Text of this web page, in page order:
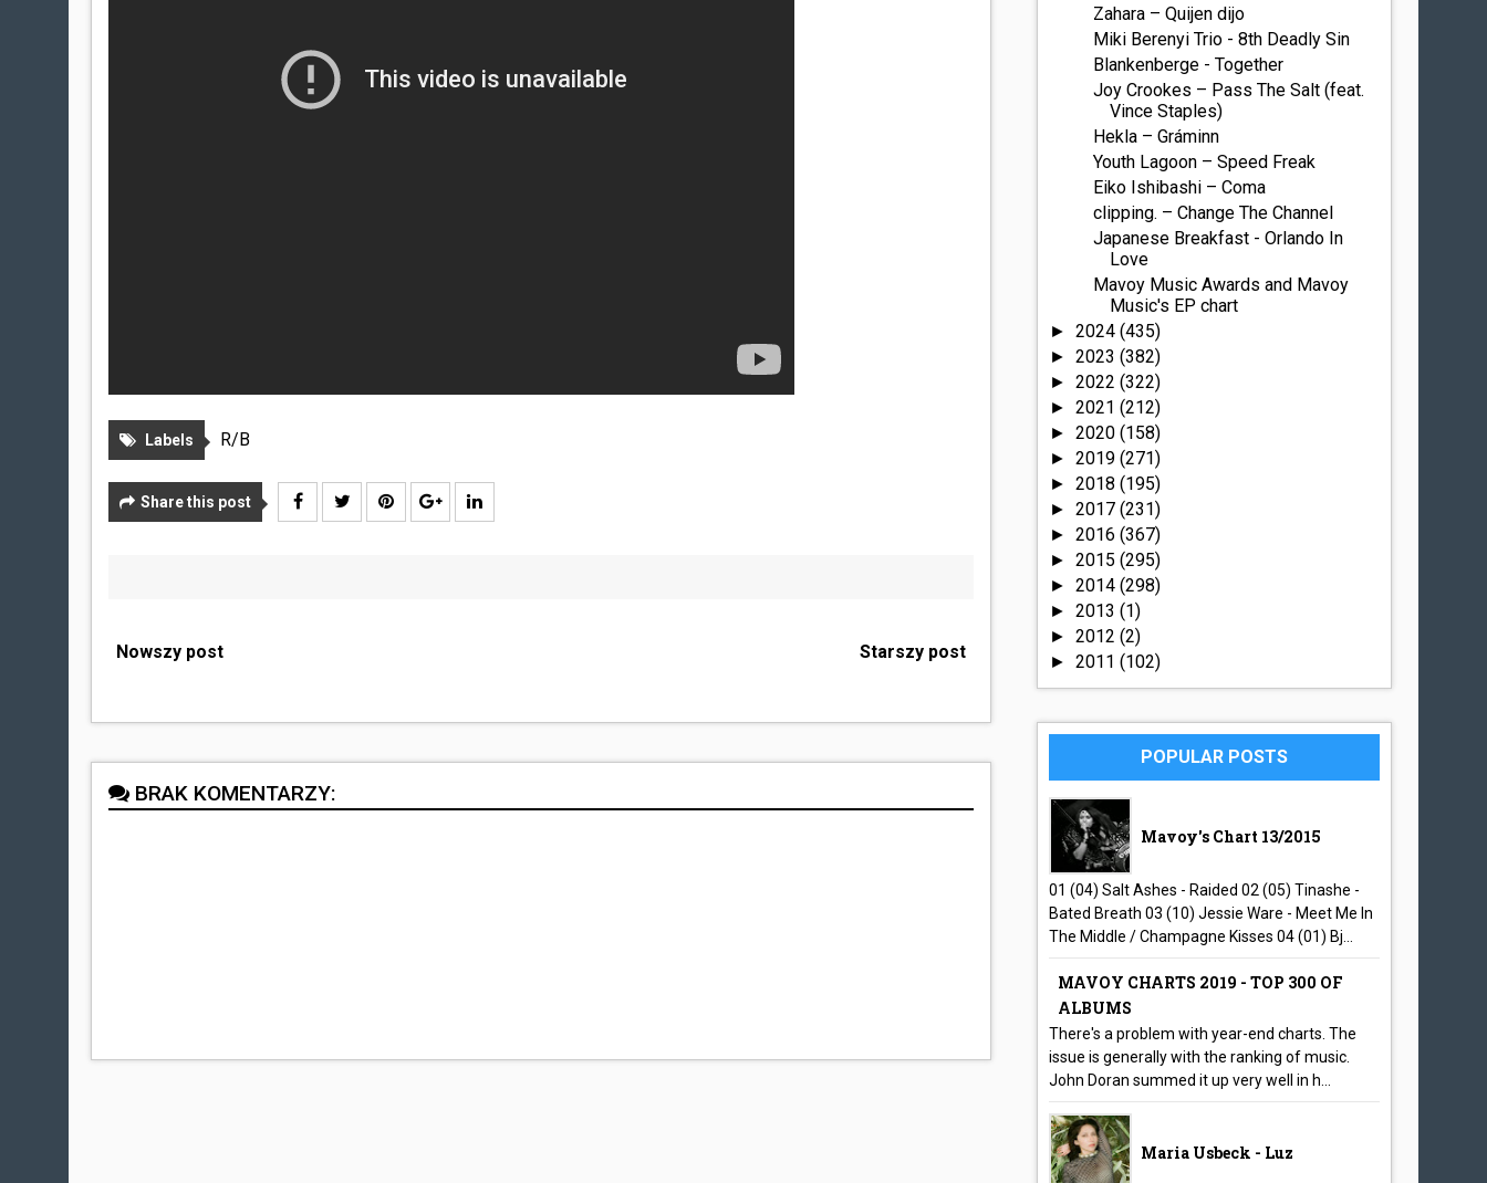
Labels R/B
Share this post
Nowszy post Starszy post
BRAK KOMENTARZY:
Zahara – Quijen dijo
Miki Berenyi Trio - 8th Deadly Sin
Blankenberge - Together
Joy Crookes – Pass The Salt (feat.
Vince Staples)
Hekla – Gráminn
Youth Lagoon – Speed Freak
Eiko Ishibashi – Coma
clipping. – Change The Channel
Japanese Breakfast - Orlando In
Love
Mavoy Music Awards and Mavoy
Music's EP chart
►2024(435)
►2023(382)
►2022(322)
►2021(212)
►2020(158)
►2019(271)
►2018(195)
►2017(231)
►2016(367)
►2015(295)
►2014(298)
►2013(1)
►2012(2)
►2011(102)
POPULAR POSTS
Mavoy's Chart 13/2015
01 (04) Salt Ashes - Raided 02 (05) Tinashe -
Bated Breath 03 (10) Jessie Ware - Meet Me In
The Middle / Champagne Kisses 04 (01) Bj...
MAVOY CHARTS 2019 - TOP 300 OF
ALBUMS
There's a problem with year-end charts. The
issue is generally with the ranking of music.
John Doran summed it up very well in h...
Maria Usbeck - Luz